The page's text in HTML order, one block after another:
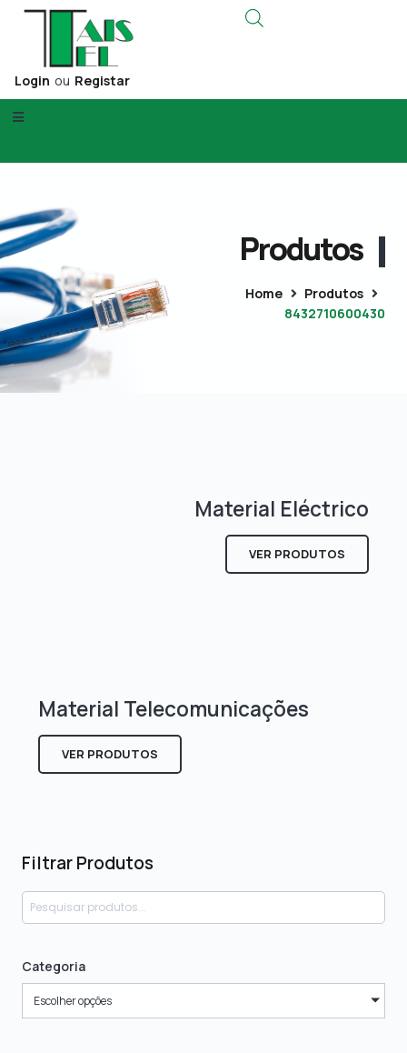
Login ou Registar
Produtos
Home
Produtos
8432710600430
Filtrar Produtos
Categoria
Escolher opções
Material Eléctrico
VER PRODUTOS
Material Telecomunicações
VER PRODUTOS